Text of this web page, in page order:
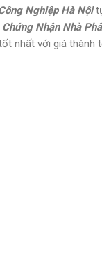
Nghiệp Hà Nội
Chứng Nhận Nhà
nhất với giá thành